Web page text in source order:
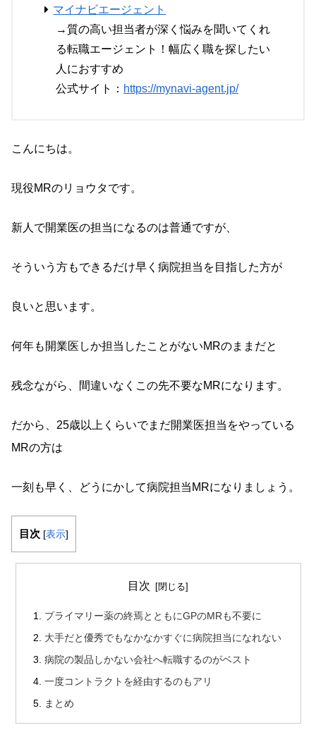
マイナビエージェント
→質の高い担当者が深く悩みを聞いてくれ
る転職エージェント！幅広く職を探したい
人におすすめ
公式サイト： https://mynavi-agent.jp/
こんにちは。
現役MRのリョウタです。
新人で開業医の担当になるのは普通ですが、
そういう方もできるだけ早く病院担当を目指した方が
良いと思います。
何年も開業医しか担当したことがないMRのままだと
残念ながら、間違いなくこの先不要なMRになります。
だから、25歳以上くらいでまだ開業医担当をやっている
MRの方は
一刻も早く、どうにかして病院担当MRになりましょう。
目次 [表示]
目次
プライマリー薬の終焉とともにGPのMRも不要に
大手だと優秀でもなかなかすぐに病院担当になれない
病院の製品しかない会社へ転職するのがベスト
一度コントラクトを経由するのもアリ
まとめ